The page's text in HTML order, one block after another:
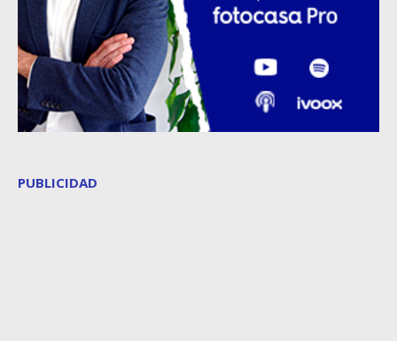
PUBLICIDAD